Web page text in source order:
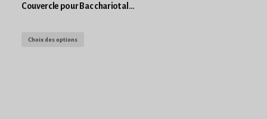
Couvercle pour Bac chariot alimentaire en polyéthylène
Choix des options